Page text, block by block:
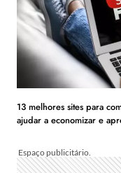
13 melhores sites para
ajudar a economizar e